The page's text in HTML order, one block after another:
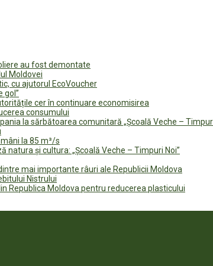
au fost demontate
Moldovei
cu ajutorul EcoVoucher
gol”
cer în continuare economisirea
consumului
la sărbătoarea comunitară „Școală Veche –
la 85 m³/s
și cultura: „Școală Veche – Timpuri Noi”
mai importante râuri ale Republicii Moldova
Nistrului
Republica Moldova pentru reducerea plasticului